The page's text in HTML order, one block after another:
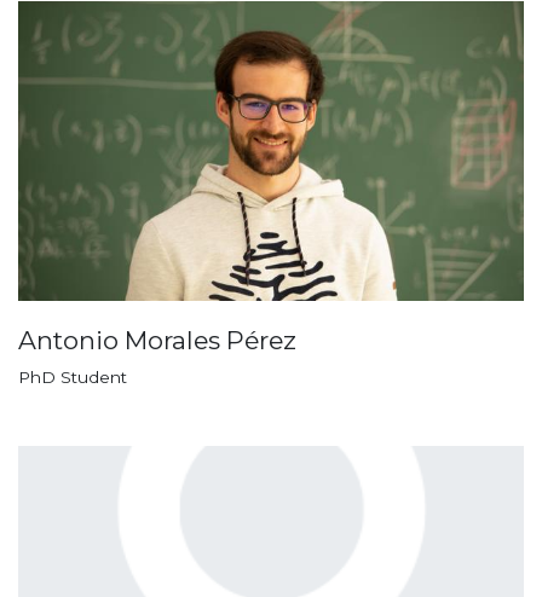
Antonio Morales Pérez
PhD Student